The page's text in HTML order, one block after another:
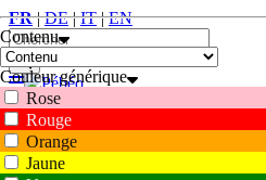
FR|DE|IT|EN
0
FR|DE
Contenu
Couleur générique
Rose
Rouge
Orange
Jaune